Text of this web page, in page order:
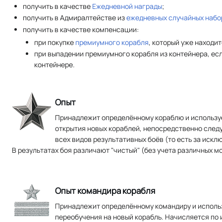
получить в качестве Ежедневной награды;
получить в Адмиралтействе изежедневных случайных
получить в качестве компенсации:
при покупке премиумного корабля, который уже
при выпадении премиумного корабля из контейнера,
контейнере.
Опыт
Принадлежит определённому кораблю и
открытия новых кораблей, непосредственно
всех видов результативных боёв (то есть за
В результатах боя различают "чистый" (без учета различных
Опыт командира корабля
Принадлежит определённому командиру и
переобучения на новый корабль. Начисляется